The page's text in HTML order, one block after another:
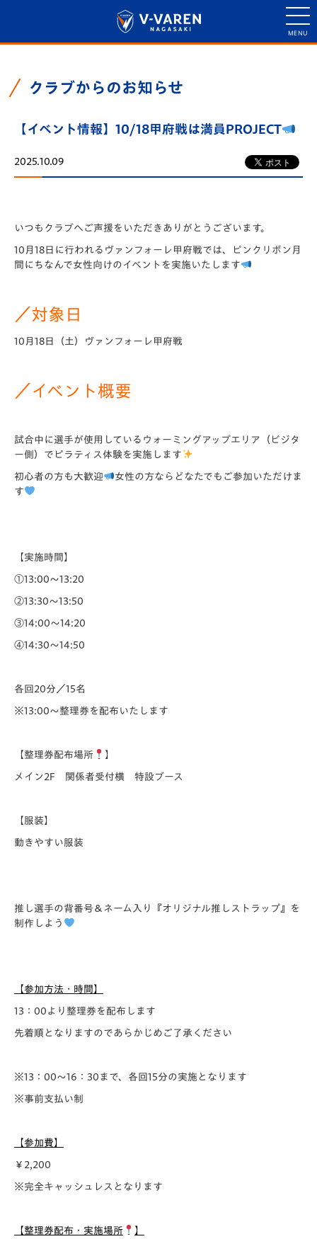
クラブからのお知らせ
【イベント情報】10/18甲府戦は満員PROJECT
2025.10.09
いつもクラブへご声援をいただきありがとうございます。
10月18日に行われるヴァンフォーレ甲府戦では、ピンクリボン月
間にちなんで女性向けのイベントを実施いたします
／対象日
10月18日（土）ヴァンフォーレ甲府戦
／イベント概要
試合中に選手が使用しているウォーミングアップエリア（ビジタ
ー側）で ピラティス体験を実施します
初心者の方も大歓迎
女性の方ならどなたでもご参加いただけま
す
【実施時間】
①13:00～13:20
②13:30～13:50
③14:00～14:20
④14:30～14:50
各回20分／15名
※13:00～整理券を配布いたします
【整理券配布場所 】
メイン2F 関係者受付横 特設ブース
【服装】
動きやすい服装
推し選手の背番号＆ネーム入り『オリジナル推しストラップ』を
制作しよう
【参加方法・時間】
13：00より整理券を配布します
先着順となりますのであらかじめご了承ください
※13：00～16：30まで、各回15分の実施となります
※事前支払い制
【参加費】
￥2,200
※完全キャッシュレスとなります
【整理券配布・実施場所 】